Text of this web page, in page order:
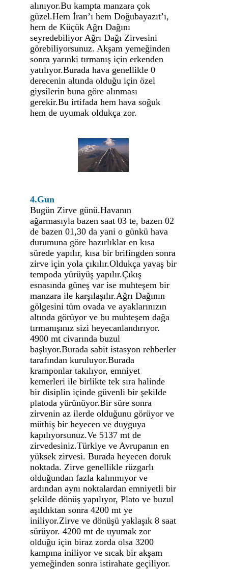
alınıyor.Bu kampta manzara çok
güzel.Hem İran’ı hem Doğubayazıt’ı,
hem de Küçük Ağrı Dağını
seyredebiliyor Ağrı Dağı Zirvesini
görebiliyorsunuz. Akşam yemeğinden
sonra yarınki tırmanış için erkenden
yatılıyor.Burada hava genellikle 0
derecenin altında olduğu için özel
giysilerin buna göre alınması
gerekir.Bu irtifada hem hava soğuk
hem de uyumak oldukça zor.
4.Gun
Bugün Zirve günü.Havanın
ağarmasıyla bazen saat 03 te, bazen 02
de bazen 01,30 da yani o günkü hava
durumuna göre hazırlıklar en kısa
sürede yapılır, kısa bir brifingden sonra
zirve için yola çıkılır.Oldukça yavaş bir
tempoda yürüyüş yapılır.Çıkış
esnasında güneş var ise muhteşem bir
manzara ile karşılaşılır.Ağrı Dağının
gölgesini tüm ovada ve ayaklarınızın
altında görüyor ve bu muhteşem dağa
tırmanışınız sizi heyecanlandırıyor.
4900 mt civarında buzul
başlıyor.Burada sabit istasyon rehberler
tarafından kuruluyor.Burada
kramponlar takılıyor, emniyet
kemerleri ile birlikte tek sıra halinde
bir disiplin içinde güvenli bir şekilde
platoda yürünüyor.Bir süre sonra
zirvenin az ilerde olduğunu görüyor ve
müthiş bir heyecen ve duyguya
kapılıyorsunuz.Ve 5137 mt de
zirvedesiniz.Türkiye ve Avrupanın en
yüksek zirvesi. Burada heyecen doruk
noktada. Zirve genellikle rüzgarlı
olduğundan fazla kalınmıyor ve
ardından aynı noktalardan emniyetli bir
şekilde dönüş yapılıyor, Plato ve buzul
aşıldıktan sonra 4200 mt ye
iniliyor.Zirve ve dönüşü yaklaşık 8 saat
sürüyor. 4200 mt de uyumak zor
olduğu için biraz zorda olsa 3200
kampına iniliyor ve sıcak bir akşam
yemeğinden sonra istirahate geçiliyor.